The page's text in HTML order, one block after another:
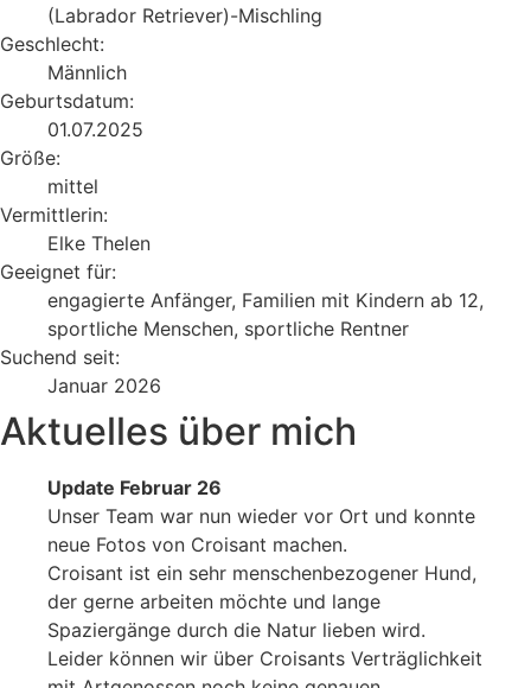
(Labrador Retriever)-Mischling
Geschlecht:
Männlich
Geburtsdatum:
01.07.2025
Größe:
mittel
Vermittlerin:
Elke Thelen
Geeignet für:
engagierte Anfänger, Familien mit Kindern ab 12,
sportliche Menschen, sportliche Rentner
Suchend seit:
Januar 2026
Aktuelles über mich
Update Februar 26
Unser Team war nun wieder vor Ort und konnte
neue Fotos von Croisant machen.
Croisant ist ein sehr menschenbezogener Hund,
der gerne arbeiten möchte und lange
Spaziergänge durch die Natur lieben wird.
Leider können wir über Croisants Verträglichkeit